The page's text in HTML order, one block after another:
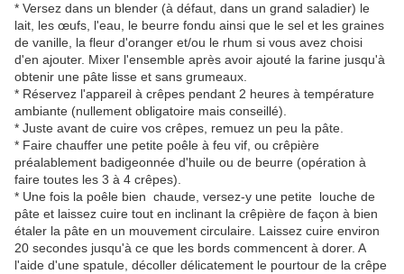
* Versez dans un blender (à défaut, dans un grand saladier) le
lait, les œufs, l'eau, le beurre fondu ainsi que le sel et les graines
de vanille, la fleur d'oranger et/ou le rhum si vous avez choisi
d'en ajouter. Mixer l'ensemble après avoir ajouté la farine jusqu'à
obtenir une pâte lisse et sans grumeaux.
* Réservez l'appareil à crêpes pendant 2 heures à température
ambiante (nullement obligatoire mais conseillé).
* Juste avant de cuire vos crêpes, remuez un peu la pâte.
* Faire chauffer une petite poêle à feu vif, ou crêpière
préalablement badigeonnée d'huile ou de beurre (opération à
faire toutes les 3 à 4 crêpes).
* Une fois la poêle bien chaude, versez-y une petite louche de
pâte et laissez cuire tout en inclinant la crêpière de façon à bien
étaler la pâte en un mouvement circulaire. Laissez cuire environ
20 secondes jusqu'à ce que les bords commencent à dorer. A
l'aide d'une spatule, décoller délicatement le pourtour de la crêpe